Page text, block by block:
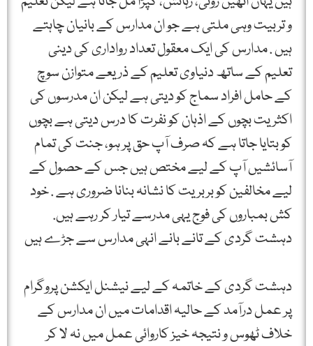
و تربیت وہی ملتی ہے جو ان مدارس کے بانیان چاہتے
ہیں . مدارس کی ایک معقول تعداد رواداری کی دینی
تعلیم کے ساتھ دنیاوی تعلیم کے ذریعے متوازن سوچ
کے حامل افراد سماج کو دیتی ہے لیکن ان مدرسوں کی
اکثریت بچوں کے اذہان کو نفرت کا درس دیتی ہے بچوں
کو بتایا جاتا ہے کہ صرف آپ حق پر ہو، جنت کی تمام
آسائشیں آپ کے لیے مختص ہیں جس کے حصول کے
لیے مخالفین کو بربریت کا نشانہ بنانا ضروری ہے . خود
کش بمباروں کی فوج یہی مدرسے تیار کر رہے ہیں.
دہشت گردی کے تانے بانے انہی مدارس سے جڑے ہیں
دہشت گردی کے خاتمہ کے لیے نیشنل ایکشن پروگرام
پر عمل درآمد کے حالیہ اقدامات میں ان مدارس کے
خلاف ٹھوس و نتیجہ خیز کاروائی عمل میں نہ لا کر